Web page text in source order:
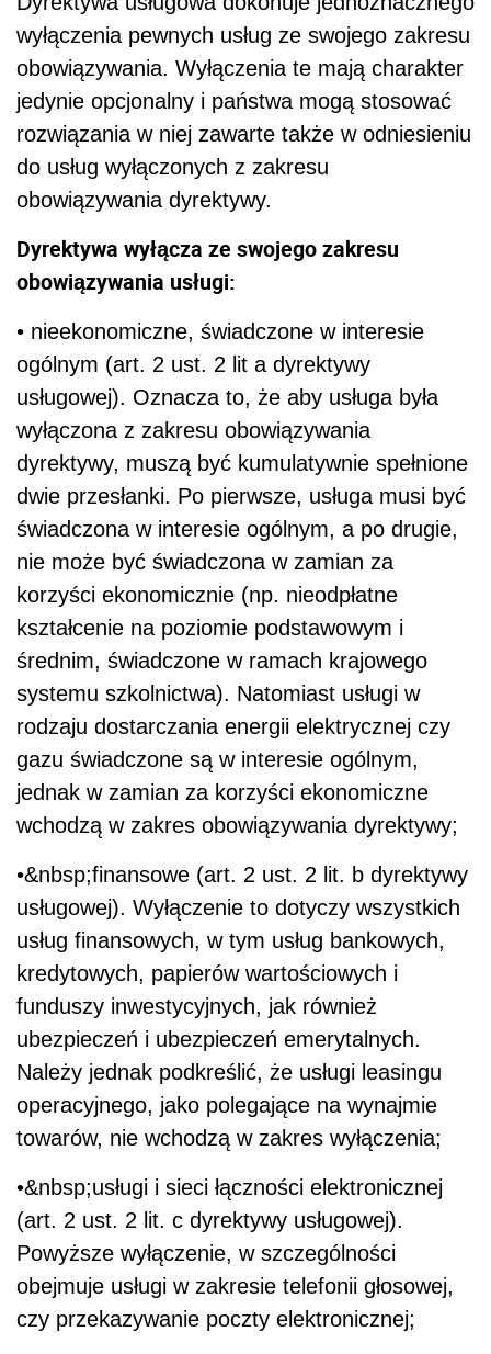
wyłączenia pewnych usług ze swojego zakresu
obowiązywania. Wyłączenia te mają charakter
jedynie opcjonalny i państwa mogą stosować
rozwiązania w niej zawarte także w odniesieniu
do usług wyłączonych z zakresu
obowiązywania dyrektywy.
Dyrektywa wyłącza ze swojego zakresu
obowiązywania usługi:
• nieekonomiczne, świadczone w interesie
ogólnym (art. 2 ust. 2 lit a dyrektywy
usługowej). Oznacza to, że aby usługa była
wyłączona z zakresu obowiązywania
dyrektywy, muszą być kumulatywnie spełnione
dwie przesłanki. Po pierwsze, usługa musi być
świadczona w interesie ogólnym, a po drugie,
nie może być świadczona w zamian za
korzyści ekonomicznie (np. nieodpłatne
kształcenie na poziomie podstawowym i
średnim, świadczone w ramach krajowego
systemu szkolnictwa). Natomiast usługi w
rodzaju dostarczania energii elektrycznej czy
gazu świadczone są w interesie ogólnym,
jednak w zamian za korzyści ekonomiczne
wchodzą w zakres obowiązywania dyrektywy;
•&nbsp;finansowe (art. 2 ust. 2 lit. b dyrektywy
usługowej). Wyłączenie to dotyczy wszystkich
usług finansowych, w tym usług bankowych,
kredytowych, papierów wartościowych i
funduszy inwestycyjnych, jak również
ubezpieczeń i ubezpieczeń emerytalnych.
Należy jednak podkreślić, że usługi leasingu
operacyjnego, jako polegające na wynajmie
towarów, nie wchodzą w zakres wyłączenia;
•&nbsp;usługi i sieci łączności elektronicznej
(art. 2 ust. 2 lit. c dyrektywy usługowej).
Powyższe wyłączenie, w szczególności
obejmuje usługi w zakresie telefonii głosowej,
czy przekazywanie poczty elektronicznej;